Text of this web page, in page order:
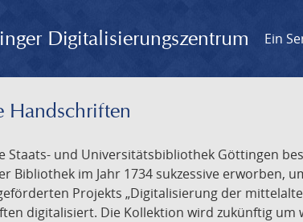
Digitalisierungszentrum Ein
Handschriften
Staats- und Universitätsbibliothek Göttingen
Bibliothek im Jahr 1734 sukzessive erworben,
Projekts „Digitalisierung der
digitalisiert. Die Kollektion wird zukünftig